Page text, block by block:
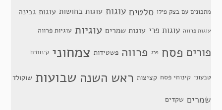
מתכונים עם בצק פילו סלטים עוגות עוגות בחושות עוגות גבינה
עוגות פרווה עוגות פרי עוגות שמרים עוגיות עוגיות פרווה
פורים פסח פרג פרווה פשטידות צמחוני קינוחים
טבעוני קינוחי פסח קציצות ראש השנה שבועות שוקולד
שמרים שקדים